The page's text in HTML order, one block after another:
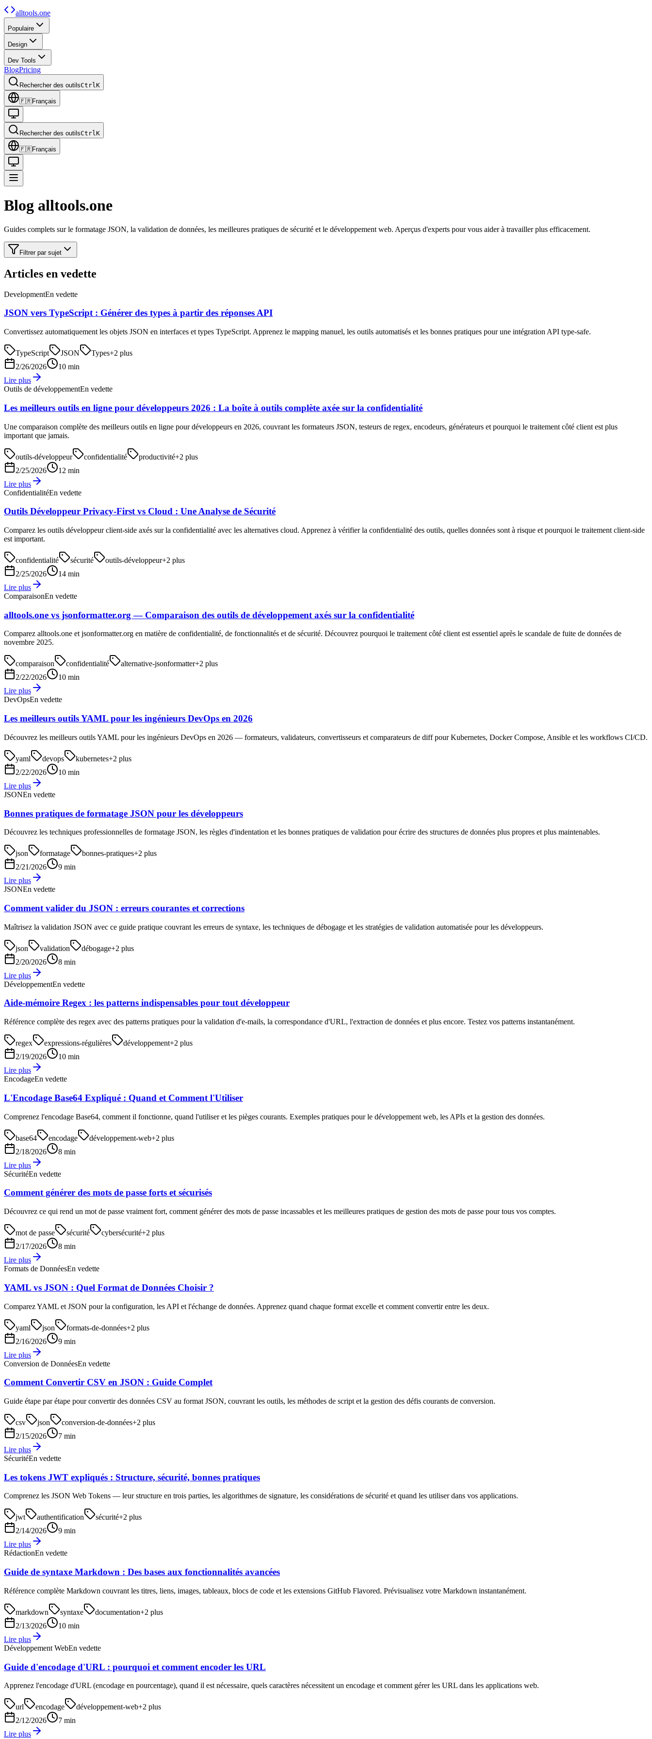
alltools.one
Populaire
Design
Dev Tools
BlogPricing
Rechercher des outilsCtrlK
🇫🇷Français
Rechercher des outilsCtrlK
🇫🇷Français
Blog alltools.one
Guides complets sur le formatage JSON, la validation de données, les meilleures pratiques de sécurité et le développement web. Aperçus d'experts pour vous aider à travailler plus efficacement.
Filtrer par sujet
Articles en vedette
DevelopmentEn vedette
JSON vers TypeScript : Générer des types à partir des réponses API
Convertissez automatiquement les objets JSON en interfaces et types TypeScript. Apprenez le mapping manuel, les outils automatisés et les bonnes pratiques pour une intégration API type-safe.
TypeScript JSON Types+2 plus
2/26/2026
10 min
Lire plus
Outils de développementEn vedette
Les meilleurs outils en ligne pour développeurs 2026 : La boîte à outils complète axée sur la confidentialité
Une comparaison complète des meilleurs outils en ligne pour développeurs en 2026, couvrant les formateurs JSON, testeurs de regex, encodeurs, générateurs et pourquoi le traitement côté client est plus
important que jamais.
outils-développeur confidentialité productivité+2 plus
2/25/2026
12 min
Lire plus
ConfidentialitéEn vedette
Outils Développeur Privacy-First vs Cloud : Une Analyse de Sécurité
Comparez les outils développeur client-side axés sur la confidentialité avec les alternatives cloud. Apprenez à vérifier la confidentialité des outils, quelles données sont à risque et pourquoi le traitement client-side
est important.
confidentialité sécurité outils-développeur+2 plus
2/25/2026
14 min
Lire plus
ComparaisonEn vedette
alltools.one vs jsonformatter.org — Comparaison des outils de développement axés sur la confidentialité
Comparez alltools.one et jsonformatter.org en matière de confidentialité, de fonctionnalités et de sécurité. Découvrez pourquoi le traitement côté client est essentiel après le scandale de fuite de données de
novembre 2025.
comparaison confidentialité alternative-jsonformatter+2 plus
2/22/2026
10 min
Lire plus
DevOpsEn vedette
Les meilleurs outils YAML pour les ingénieurs DevOps en 2026
Découvrez les meilleurs outils YAML pour les ingénieurs DevOps en 2026 — formateurs, validateurs, convertisseurs et comparateurs de diff pour Kubernetes, Docker Compose, Ansible et les workflows CI/CD.
yaml devops kubernetes+2 plus
2/22/2026
10 min
Lire plus
JSONEn vedette
Bonnes pratiques de formatage JSON pour les développeurs
Découvrez les techniques professionnelles de formatage JSON, les règles d'indentation et les bonnes pratiques de validation pour écrire des structures de données plus propres et plus maintenables.
json formatage bonnes-pratiques+2 plus
2/21/2026
9 min
Lire plus
JSONEn vedette
Comment valider du JSON : erreurs courantes et corrections
Maîtrisez la validation JSON avec ce guide pratique couvrant les erreurs de syntaxe, les techniques de débogage et les stratégies de validation automatisée pour les développeurs.
json validation débogage+2 plus
2/20/2026
8 min
Lire plus
DéveloppementEn vedette
Aide-mémoire Regex : les patterns indispensables pour tout développeur
Référence complète des regex avec des patterns pratiques pour la validation d'e-mails, la correspondance d'URL, l'extraction de données et plus encore. Testez vos patterns instantanément.
regex expressions-régulières développement+2 plus
2/19/2026
10 min
Lire plus
EncodageEn vedette
L'Encodage Base64 Expliqué : Quand et Comment l'Utiliser
Comprenez l'encodage Base64, comment il fonctionne, quand l'utiliser et les pièges courants. Exemples pratiques pour le développement web, les APIs et la gestion des données.
base64 encodage développement-web+2 plus
2/18/2026
8 min
Lire plus
SécuritéEn vedette
Comment générer des mots de passe forts et sécurisés
Découvrez ce qui rend un mot de passe vraiment fort, comment générer des mots de passe incassables et les meilleures pratiques de gestion des mots de passe pour tous vos comptes.
mot de passe sécurité cybersécurité+2 plus
2/17/2026
8 min
Lire plus
Formats de DonnéesEn vedette
YAML vs JSON : Quel Format de Données Choisir ?
Comparez YAML et JSON pour la configuration, les API et l'échange de données. Apprenez quand chaque format excelle et comment convertir entre les deux.
yaml json formats-de-données+2 plus
2/16/2026
9 min
Lire plus
Conversion de DonnéesEn vedette
Comment Convertir CSV en JSON : Guide Complet
Guide étape par étape pour convertir des données CSV au format JSON, couvrant les outils, les méthodes de script et la gestion des défis courants de conversion.
csv json conversion-de-données+2 plus
2/15/2026
7 min
Lire plus
SécuritéEn vedette
Les tokens JWT expliqués : Structure, sécurité, bonnes pratiques
Comprenez les JSON Web Tokens — leur structure en trois parties, les algorithmes de signature, les considérations de sécurité et quand les utiliser dans vos applications.
jwt authentification sécurité+2 plus
2/14/2026
9 min
Lire plus
RédactionEn vedette
Guide de syntaxe Markdown : Des bases aux fonctionnalités avancées
Référence complète Markdown couvrant les titres, liens, images, tableaux, blocs de code et les extensions GitHub Flavored. Prévisualisez votre Markdown instantanément.
markdown syntaxe documentation+2 plus
2/13/2026
10 min
Lire plus
Développement WebEn vedette
Guide d'encodage d'URL : pourquoi et comment encoder les URL
Apprenez l'encodage d'URL (encodage en pourcentage), quand il est nécessaire, quels caractères nécessitent un encodage et comment gérer les URL dans les applications web.
url encodage développement-web+2 plus
2/12/2026
7 min
Lire plus